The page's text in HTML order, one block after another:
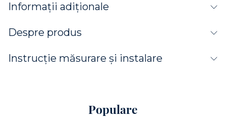
Informații adiționale
Despre produs
Instrucție măsurare și instalare
Populare